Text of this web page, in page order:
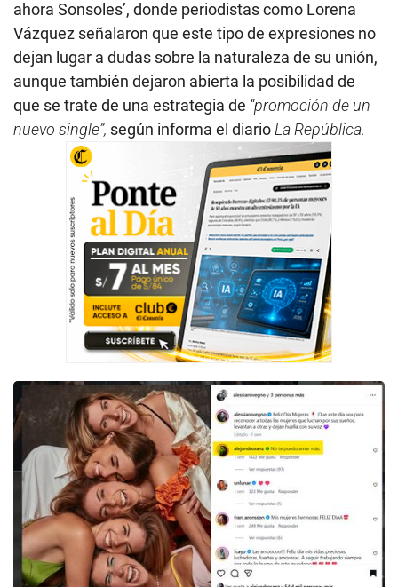
ahora Sonsoles’, donde periodistas como Lorena
Vázquez señalaron que este tipo de expresiones no
dejan lugar a dudas sobre la naturaleza de su unión,
aunque también dejaron abierta la posibilidad de
que se trate de una estrategia de “promoción de un
nuevo single”, según informa el diario La República.